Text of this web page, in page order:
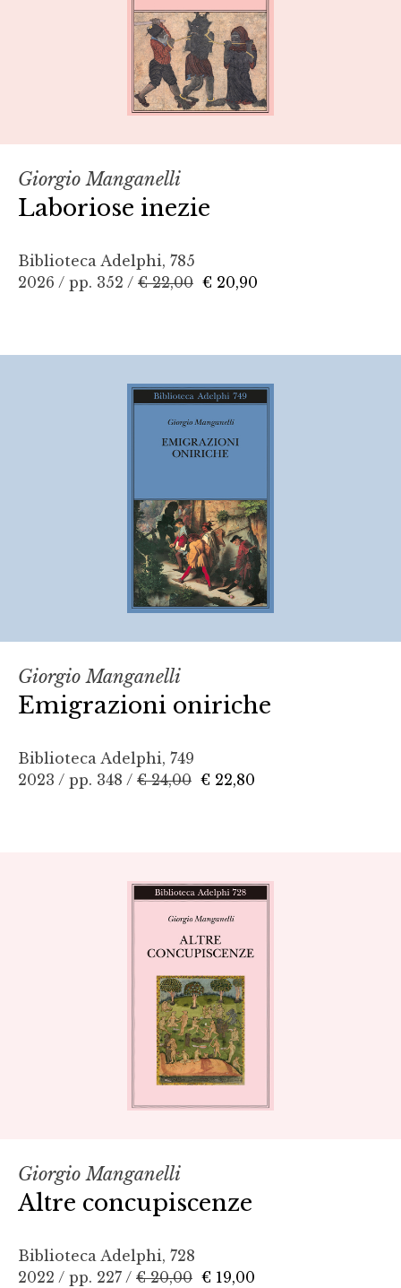
Giorgio Manganelli
Laboriose inezie
Biblioteca Adelphi, 785
2026 / pp. 352 / € 22,00 € 20,90
Giorgio Manganelli
Emigrazioni oniriche
Biblioteca Adelphi, 749
2023 / pp. 348 / € 24,00 € 22,80
Giorgio Manganelli
Altre concupiscenze
Biblioteca Adelphi, 728
2022 / pp. 227 / € 20,00 € 19,00